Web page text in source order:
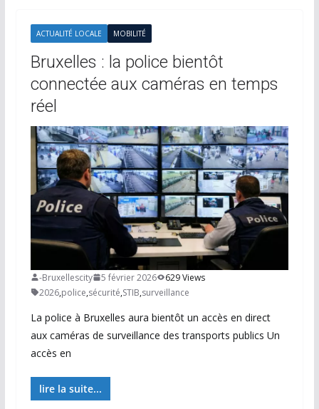
ACTUALITÉ LOCALE MOBILITÉ
Bruxelles : la police bientôt
connectée aux caméras en temps
réel
-Bruxellescity 5 février 2026
629 Views
2026,police,sécurité,STIB,surveillance
La police à Bruxelles aura bientôt un accès en direct
aux caméras de surveillance des transports publics Un
accès en
lire la suite...